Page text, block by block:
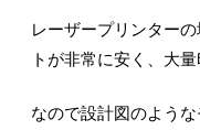
レーザープリンター
トが非常に安く、大
なので設計図のよう